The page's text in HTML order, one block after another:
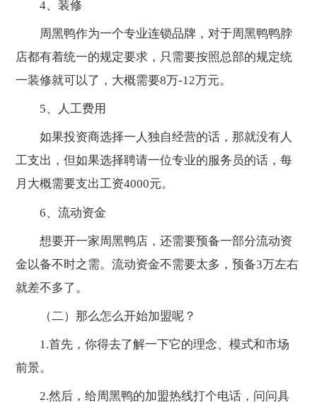
4、装修
周黑鸭作为一个专业连锁品牌，对于周黑鸭鸭脖
店都有着统一的规定要求，只需要按照总部的规定统
一装修就可以了，大概需要8万-12万元。
5、人工费用
如果投资商选择一人独自经营的话，那就没有人
工支出，但如果选择聘请一位专业的服务员的话，每
月大概需要支出工资4000元。
6、流动资金
想要开一家周黑鸭店，还需要预备一部分流动资
金以备不时之需。流动资金不需要太多，预备3万左右
就差不多了。
（二）那么怎么开始加盟呢？
1.首先，你得去了解一下它的理念、模式和市场
前景。
2.然后，给周黑鸭的加盟热线打个电话，问问具